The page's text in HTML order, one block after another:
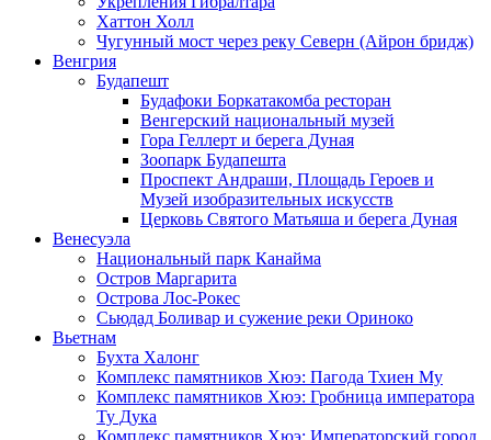
Хаттон Холл
Чугунный мост через реку Северн (Айрон бридж)
Венгрия
Будапешт
Будафоки Боркатакомба ресторан
Венгерский национальный музей
Гора Геллерт и берега Дуная
Зоопарк Будапешта
Проспект Андраши, Площадь Героев и
Музей изобразительных искусств
Церковь Святого Матьяша и берега Дуная
Венесуэла
Национальный парк Канайма
Остров Маргарита
Острова Лос-Рокес
Сьюдад Боливар и сужение реки Ориноко
Вьетнам
Бухта Халонг
Комплекс памятников Хюэ: Пагода Тхиен Му
Комплекс памятников Хюэ: Гробница императора
Ту Дука
Комплекс памятников Хюэ: Императорский город